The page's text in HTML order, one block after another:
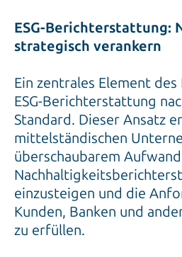
ESG-Berichterstattung:
strategisch verankern
Ein zentrales Element
ESG-Berichterstattung
Standard. Dieser Ansatz
mittelständischen
überschaubarem
einzusteigen und die
Kunden, Banken und
zu erfüllen.